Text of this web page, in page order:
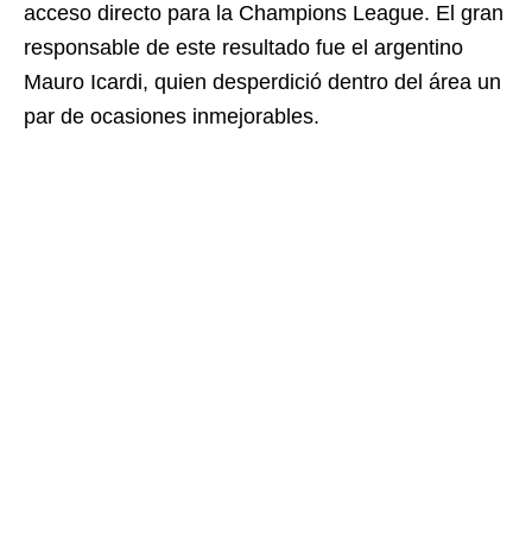
acceso directo para la Champions League. El gran
responsable de este resultado fue el argentino
Mauro Icardi, quien desperdició dentro del área un
par de ocasiones inmejorables.